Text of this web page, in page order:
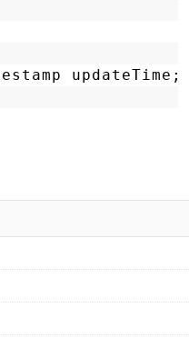
updateTime;